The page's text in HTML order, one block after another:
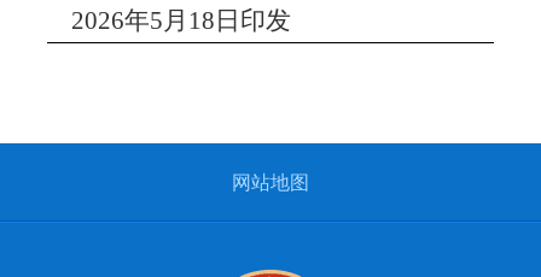
2026年5月 18 日印发
网站地图